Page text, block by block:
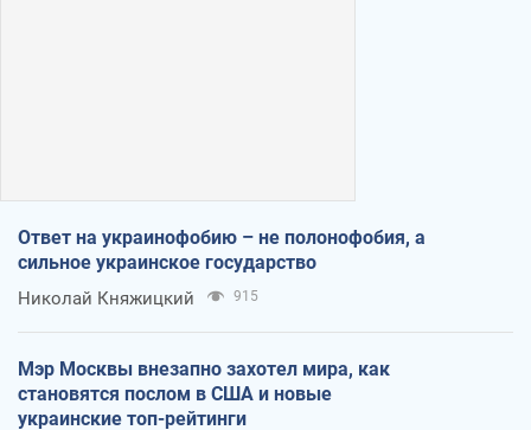
Ответ на украинофобию – не полонофобия, а
сильное украинское государство
Николай Княжицкий 915
Мэр Москвы внезапно захотел мира, как
становятся послом в США и новые
украинские топ-рейтинги